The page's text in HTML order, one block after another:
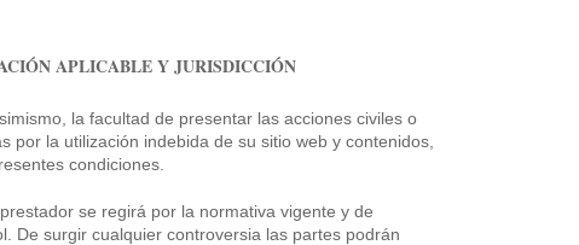
APLICABLE Y JURISDICCIÓN
la facultad de presentar las acciones civiles o
por la utilización indebida de su sitio web y contenidos,
condiciones.
se regirá por la normativa vigente y de
De surgir cualquier controversia las partes podrán